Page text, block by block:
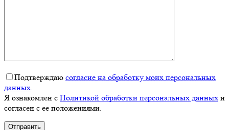
Подтверждаю согласие на обработку моих персональных
данных.
Я ознакомлен с Политикой обработки персональных данных и
согласен с ее положениями.